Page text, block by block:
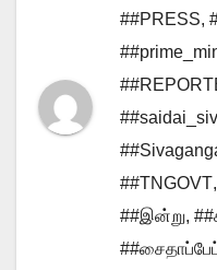
##PRESS,
##TNGOVT,
##இன்று,